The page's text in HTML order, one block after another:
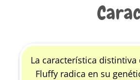
La característica distintiva
Fluffy radica en su